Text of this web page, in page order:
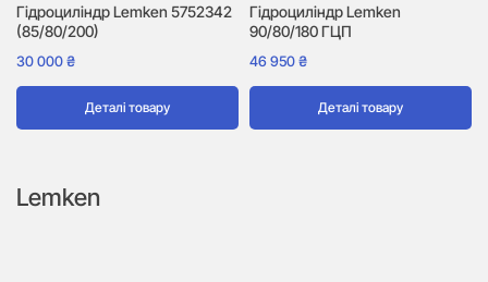
Гідроциліндр Lemken 5752342
(85/80/200)
30 000₴
Деталі товару
Гідроциліндр Lemken
90/80/180 ГЦП
46 950₴
Деталі товару
Lemken